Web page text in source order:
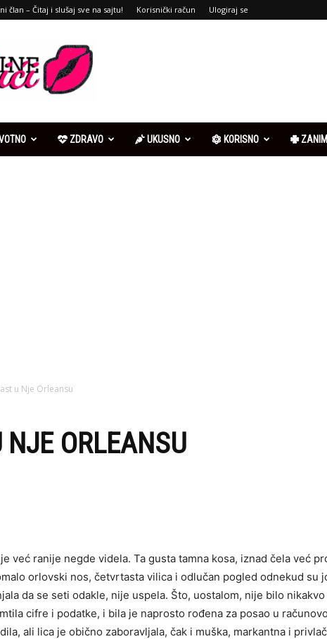
član – Čitaj i slušaj sve na sajtu! Korisnički račun Ulogiraj se
ZDRAVO UKUSNO KORISNO
u Nje Orleansu
ORLEANSU
već ranije negde videla. Ta gusta tamna kosa, iznad čela već
orlovski nos, četvrtasta vilica i odlučan pogled odnekud su
da se seti odakle, nije uspela. Što, uostalom, nije bilo nikakvo
cifre i podatke, i bila je naprosto rođena za posao u
ali lica je obično zaboravljala, čak i muška, markantna i